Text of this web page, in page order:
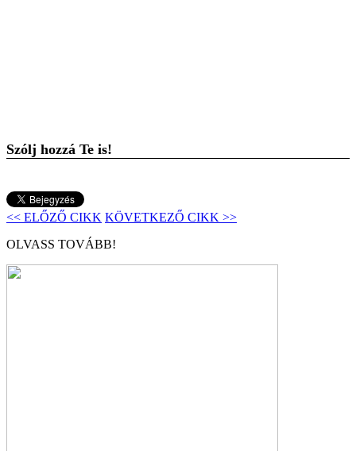
Szólj hozzá Te is!
<< ELŐZŐ CIKK KÖVETKEZŐ CIKK >>
OLVASS TOVÁBB!